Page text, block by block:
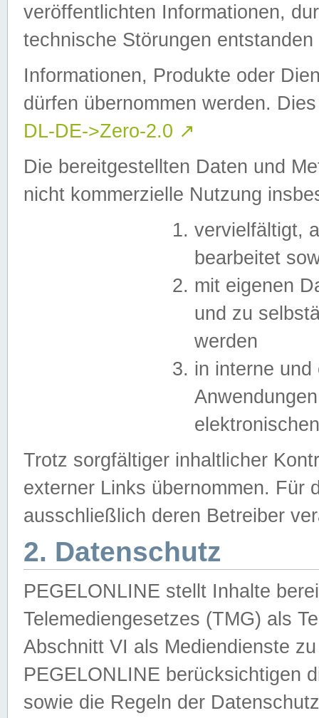
veröffentlichten Informationen,
technische Störungen
Informationen, Produkte oder
dürfen übernommen werden.
DL-DE->Zero-2.0 ↗
Die bereitgestellten Daten und
nicht kommerzielle Nutzung
vervielfältigt,
bearbeitet
mit eigenen
und zu
werden
in interne
Trotz sorgfältiger inhaltlicher
externer Links übernommen. Für
ausschließlich deren Betreiber
2. Datenschutz
PEGELONLINE stellt Inhalte
Telemediengesetzes (TMG) als
Abschnitt VI als Mediendienste
PEGELONLINE berücksichtigen
sowie die Regeln der